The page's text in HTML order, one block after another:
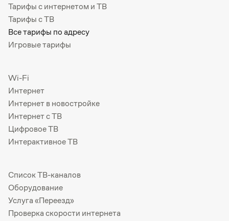
Тарифы с интернетом и ТВ
Тарифы с ТВ
Все тарифы по адресу
Игровые тарифы
Wi-Fi
Интернет
Интернет в новостройке
Интернет с ТВ
Цифровое ТВ
Интерактивное ТВ
Список ТВ-каналов
Оборудование
Услуга «Переезд»
Проверка скорости интернета